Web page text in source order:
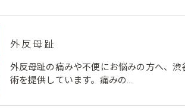
外反母趾
外反母趾の痛みや不便にお悩みの方へ、渋
術を提供しています。痛みの…